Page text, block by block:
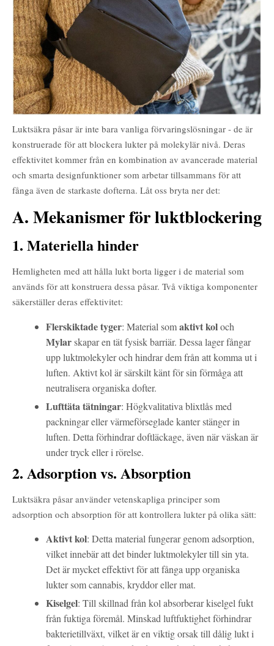
Luktsäkra påsar är inte bara vanliga förvaringslösningar - de är
konstruerade för att blockera lukter på molekylär nivå. Deras
effektivitet kommer från en kombination av avancerade material
och smarta designfunktioner som arbetar tillsammans för att
fånga även de starkaste dofterna. Låt oss bryta ner det:
A. Mekanismer för luktblockering
1. Materiella hinder
Hemligheten med att hålla lukt borta ligger i de material som
används för att konstruera dessa påsar. Två viktiga komponenter
säkerställer deras effektivitet:
Flerskiktade tyger: Material somaktivt koloch
Mylarskapar en tät fysisk barriär. Dessa lager fångar
upp luktmolekyler och hindrar dem från att komma ut i
luften. Aktivt kol är särskilt känt för sin förmåga att
neutralisera organiska dofter.
Lufttäta tätningar: Högkvalitativa blixtlås med
packningar eller värmeförseglade kanter stänger in
luften. Detta förhindrar doftläckage, även när väskan är
under tryck eller i rörelse.
2. Adsorption vs. Absorption
Luktsäkra påsar använder vetenskapliga principer som
adsorption och absorption för att kontrollera lukter på olika sätt:
Aktivt kol: Detta material fungerar genom adsorption,
vilket innebär att det binder luktmolekyler till sin yta.
Det är mycket effektivt för att fånga upp organiska
lukter som cannabis, kryddor eller mat.
Kiselgel: Till skillnad från kol absorberar kiselgel fukt
från fuktiga föremål. Minskad luftfuktighet förhindrar
bakterietillväxt, vilket är en viktig orsak till dålig lukt i